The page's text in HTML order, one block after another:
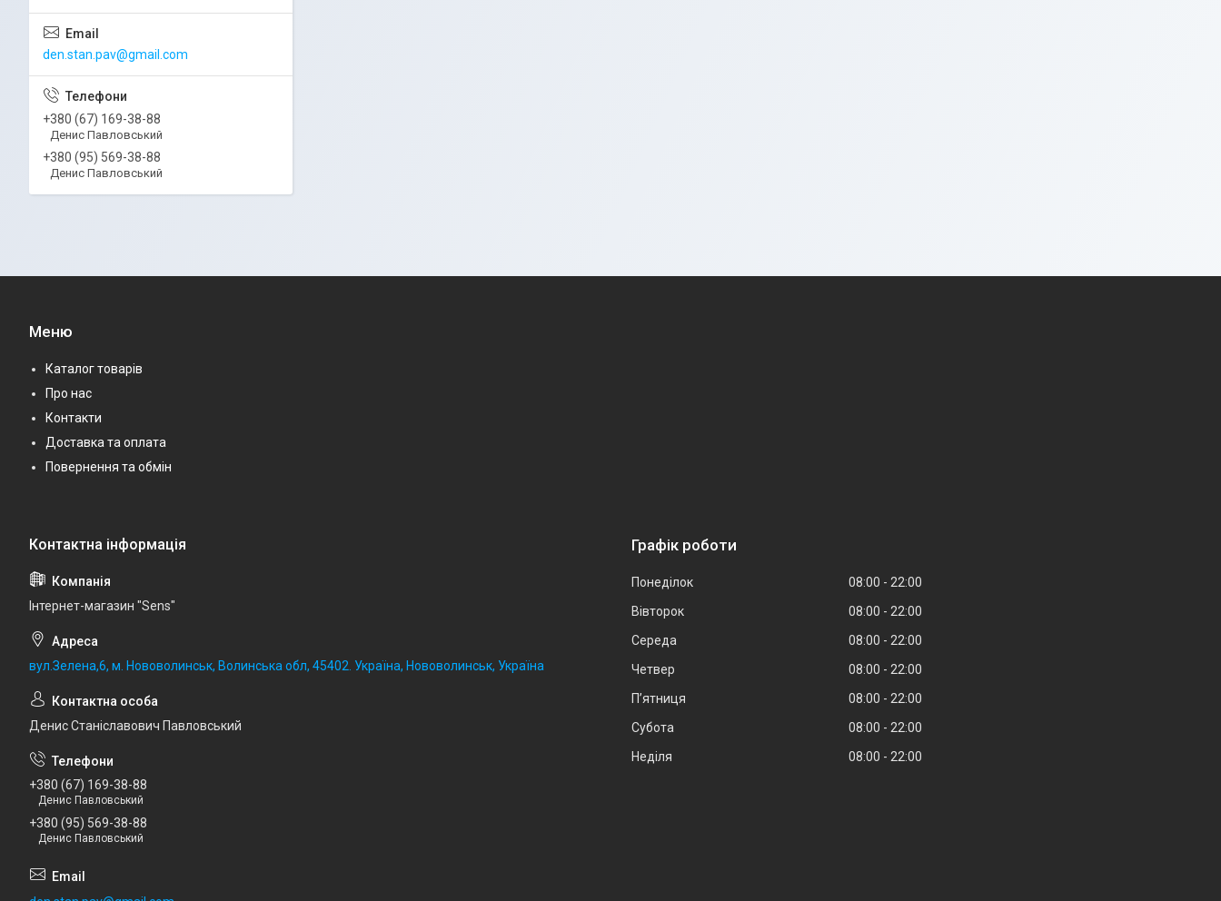
den.stan.pav@gmail.com
+380 (67) 169-38-88
Денис Павловський
+380 (95) 569-38-88
Денис Павловський
Меню
Каталог товарів
Про нас
Контакти
Доставка та оплата
Повернення та обмін
Iнтернет-магазин "Sens"
вул.Зелена,6, м. Нововолинськ, Волинська обл, 45402. Україна, Нововолинськ, Україна
Денис Станіславович Павловський
+380 (67) 169-38-88
Денис Павловський
+380 (95) 569-38-88
Денис Павловський
Графік роботи
Понеділок 08:00
22:00
Вівторок
08:00
22:00
Середа
08:00
22:00
Четвер
08:00
22:00
Пʼятниця
08:00
22:00
Субота
08:00
22:00
Неділя
08:00 22:00